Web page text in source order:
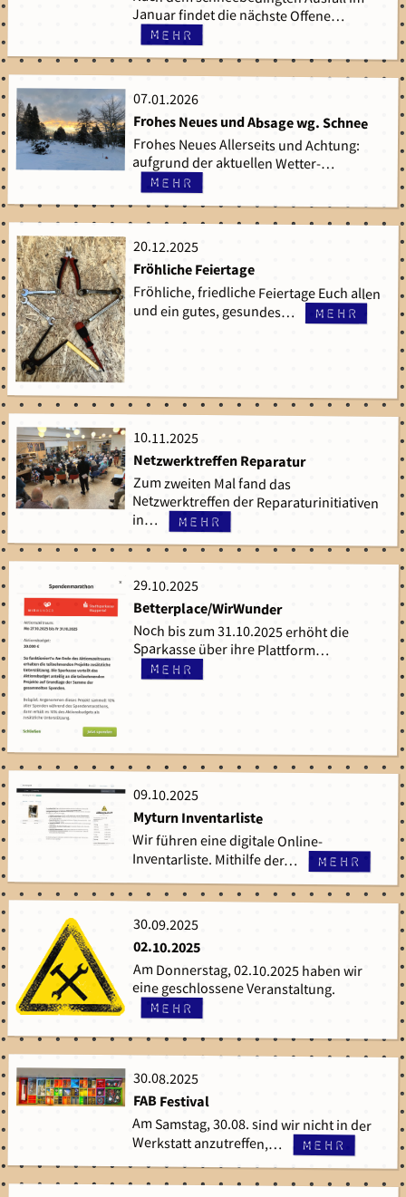
Januar findet die nächste Offene…
mehr
07.01.2026
07.01.2026
Frohes Neues und Absage wg. Schnee
Frohes Neues Allerseits und Achtung:
aufgrund der aktuellen Wetter-…
mehr
20.12.2025
20.12.2025
Fröhliche Feiertage
Fröhliche, friedliche Feiertage Euch allen
und ein gutes, gesundes… mehr
10.11.2025
10.11.2025
Netzwerktreffen Reparatur
Zum zweiten Mal fand das
Netzwerktreffen der Reparaturinitiativen
in… mehr
29.10.2025
29.10.2025
Betterplace/WirWunder
Noch bis zum 31.10.2025 erhöht die
Sparkasse über ihre Plattform…
mehr
09.10.2025
09.10.2025
Myturn Inventarliste
Wir führen eine digitale Online-
Inventarliste. Mithilfe der… mehr
30.09.2025
30.09.2025
02.10.2025
Am Donnerstag, 02.10.2025 haben wir
eine geschlossene Veranstaltung.
mehr
30.08.2025
30.08.2025
FAB Festival
Am Samstag, 30.08. sind wir nicht in der
Werkstatt anzutreffen,… mehr